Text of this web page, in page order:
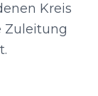
Kreis
Zuleitung